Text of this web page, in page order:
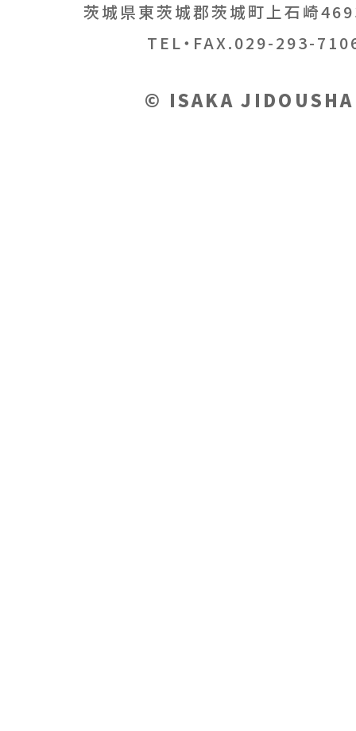
茨城県東茨城郡茨城町上石崎
TEL・FAX.029-293-
© ISAKA